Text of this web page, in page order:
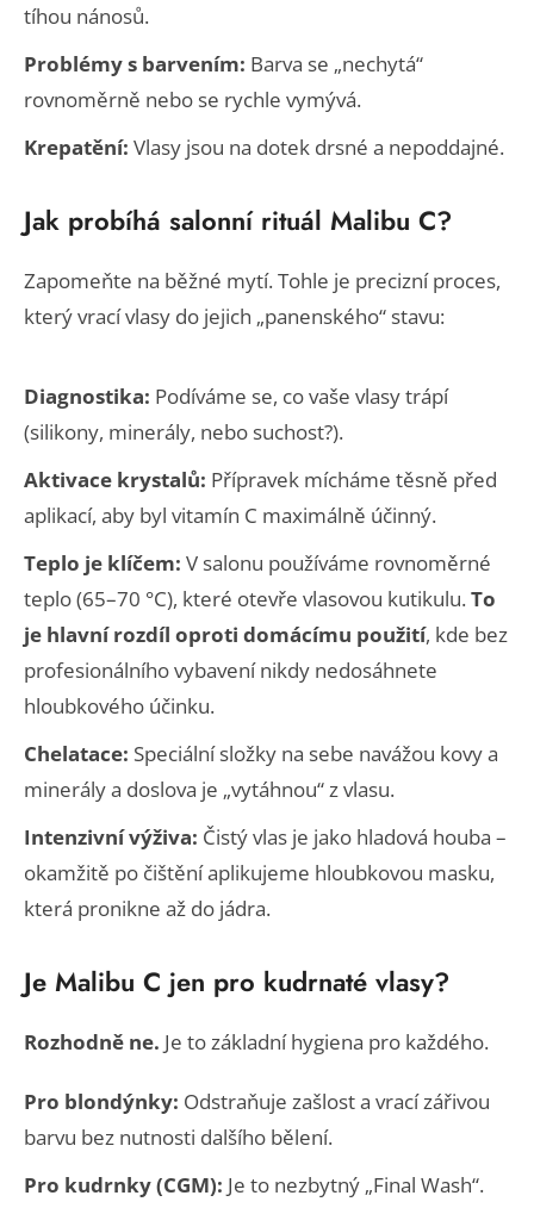
tíhou nánosů.
Problémy s barvením: Barva se „nechytá“
rovnoměrně nebo se rychle vymývá.
Krepatění: Vlasy jsou na dotek drsné a nepoddajné.
Jak probíhá salonní rituál Malibu C?
Zapomeňte na běžné mytí. Tohle je precizní proces,
který vrací vlasy do jejich „panenského“ stavu:
Diagnostika: Podíváme se, co vaše vlasy trápí
(silikony, minerály, nebo suchost?).
Aktivace krystalů: Přípravek mícháme těsně před
aplikací, aby byl vitamín C maximálně účinný.
Teplo je klíčem: V salonu používáme rovnoměrné
teplo (65–70 °C), které otevře vlasovou kutikulu.To
je hlavní rozdíl oproti domácímu použití, kde bez
profesionálního vybavení nikdy nedosáhnete
hloubkového účinku.
Chelatace: Speciální složky na sebe navážou kovy a
minerály a doslova je „vytáhnou“ z vlasu.
Intenzivní výživa: Čistý vlas je jako hladová houba –
okamžitě po čištění aplikujeme hloubkovou masku,
která pronikne až do jádra.
Je Malibu C jen pro kudrnaté vlasy?
Rozhodně ne. Je to základní hygiena pro každého.
Pro blondýnky: Odstraňuje zašlost a vrací zářivou
barvu bez nutnosti dalšího bělení.
Pro kudrnky (CGM): Je to nezbytný „Final Wash“.